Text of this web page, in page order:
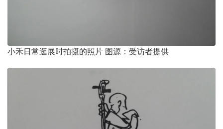
小禾日常逛展时拍摄的照片 图源：受访者提供